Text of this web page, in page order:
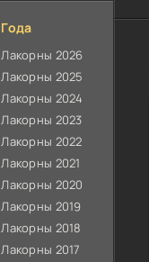
Года
Лакорны 2026
Лакорны 2025
Лакорны 2024
Лакорны 2023
Лакорны 2022
Лакорны 2021
Лакорны 2020
Лакорны 2019
Лакорны 2018
Лакорны 2017